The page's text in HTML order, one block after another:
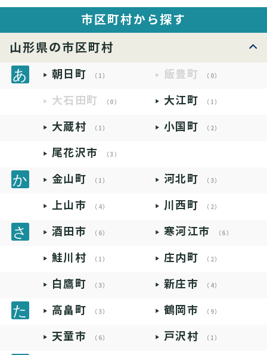
市区町村から探す
山形県の市区町村
朝日町 （1） 飯豊町 （0）
大石田町 （0） 大江町 （1）
大蔵村 （1） 小国町 （2）
尾花沢市 （3）
金山町 （1） 河北町 （3）
上山市 （4） 川西町 （2）
酒田市 （6） 寒河江市 （6）
鮭川村 （1） 庄内町 （2）
白鷹町 （3） 新庄市 （4）
高畠町 （3） 鶴岡市 （9）
天童市 （6） 戸沢村 （1）